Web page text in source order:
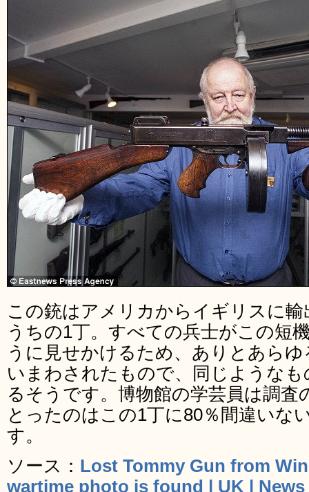
この銃はアメリカからイギリスに
うちの1丁。すべての兵士がこの短
うに見せかけるため、ありとあら
いまわされたもので、同じような
るそうです。博物館の学芸員は調査
とったのはこの1丁に80％間違いな
す。
ソース： Lost Tommy Gun from
wartime photo is found | UK |